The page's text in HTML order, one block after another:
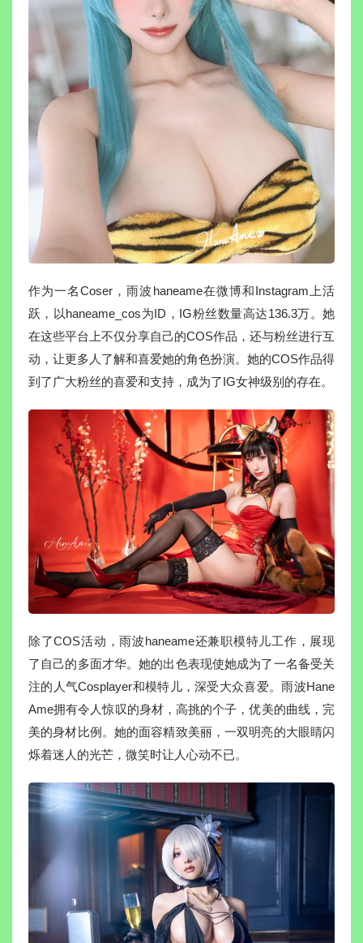
作为一名Coser，雨波haneame在微博和Instagram上活
跃，以haneame_cos为ID，IG粉丝数量高达136.3万。她
在这些平台上不仅分享自己的COS作品，还与粉丝进行互
动，让更多人了解和喜爱她的角色扮演。她的COS作品得
到了广大粉丝的喜爱和支持，成为了IG女神级别的存在。
除了COS活动，雨波haneame还兼职模特儿工作，展现
了自己的多面才华。她的出色表现使她成为了一名备受关
注的人气Cosplayer和模特儿，深受大众喜爱。雨波Hane
Ame拥有令人惊叹的身材，高挑的个子，优美的曲线，完
美的身材比例。她的面容精致美丽，一双明亮的大眼睛闪
烁着迷人的光芒，微笑时让人心动不已。